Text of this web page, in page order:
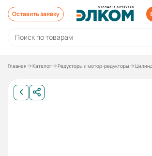
Оставить заявку
Главная Каталог Редукторы и мотор-редукторы